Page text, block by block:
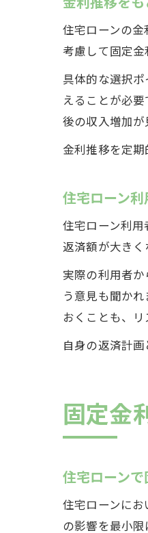
住宅ローンの
考慮して固定
具体的な選択
えることが必
後の収入増加が
金利推移を定
住宅ローン
住宅ローン利
返済額が大き
実際の利用者
う意見も聞か
おくことも、リ
自身の返済計
固定金
住宅ローン
住宅ローンに
の影響を最小